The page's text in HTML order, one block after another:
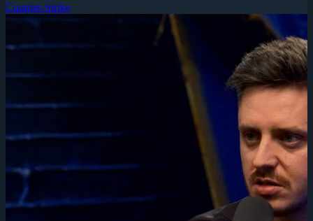
Counter-Strike